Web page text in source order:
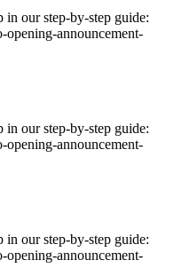
in our step-by-step guide:
opening-announcement-
in our step-by-step guide:
opening-announcement-
in our step-by-step guide:
opening-announcement-